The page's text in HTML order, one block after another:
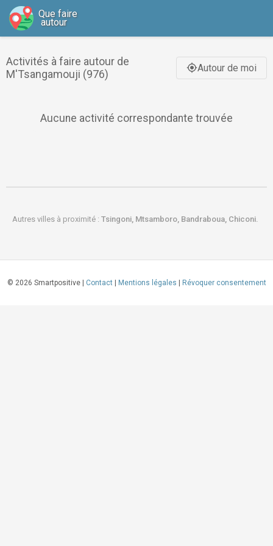
Que faire
autour
Activités à faire autour de
M'Tsangamouji (976)
gps_fixedAutour de moi
Aucune activité correspondante trouvée
Autres villes à proximité : Tsingoni, Mtsamboro, Bandraboua, Chiconi.
© 2026 Smartpositive | Contact| Mentions légales Révoquer consentement